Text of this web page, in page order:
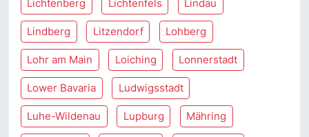
Lichtenberg Lichtenfels Lindau
Lindberg Litzendorf Lohberg
Lohr am Main Loiching Lonnerstadt
Lower Bavaria Ludwigsstadt
Luhe-Wildenau Lupburg Mähring